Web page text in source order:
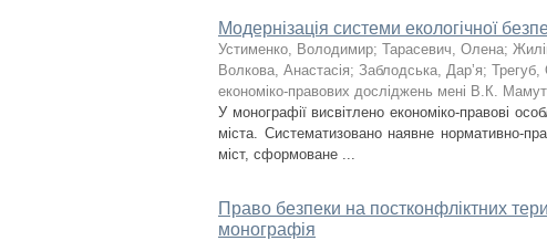
Модернізація системи екологічної
Устименко, Володимир; Тарасевич, Олена;
Волкова, Анастасія; Заблодська, Дарʼя; Трегуб,
економіко-правових досліджень мені В.К.
У монографії висвітлено економіко-правові
міста. Систематизовано наявне нормативно-
міст, сформоване ...
Право безпеки на постконфліктних
монографія